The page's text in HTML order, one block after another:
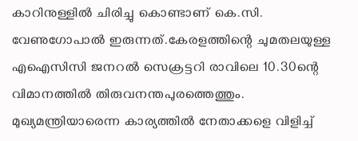
കാറിനുള്ളില്‍ ചിരിച്ചു കൊണ്ടാണ് കെ.സി.
വേണുഗോപാല്‍ ഇരുന്നത്.കേരളത്തിന്റെ ചുമതലയുള്ള
എഐസിസി ജനറല്‍ സെക്രട്ടറി രാവിലെ 10.30ന്റെ
വിമാനത്തില്‍ തിരുവനന്തപുരത്തെത്തും.
മുഖ്യമന്ത്രിയാരെന്ന കാര്യത്തില്‍ നേതാക്കളെ വിളിച്ച്